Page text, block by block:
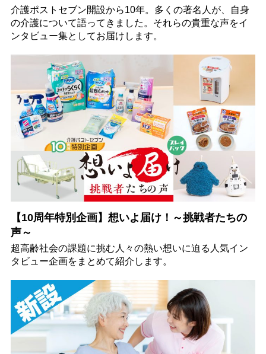
介護ポストセブン開設から10年。多くの著名人が、自身
の介護について語ってきました。それらの貴重な声をイ
ンタビュー集としてお届けします。
【10周年特別企画】想いよ届け！～挑戦者たちの
声～
超高齢社会の課題に挑む人々の熱い想いに迫る人気イン
タビュー企画をまとめて紹介します。